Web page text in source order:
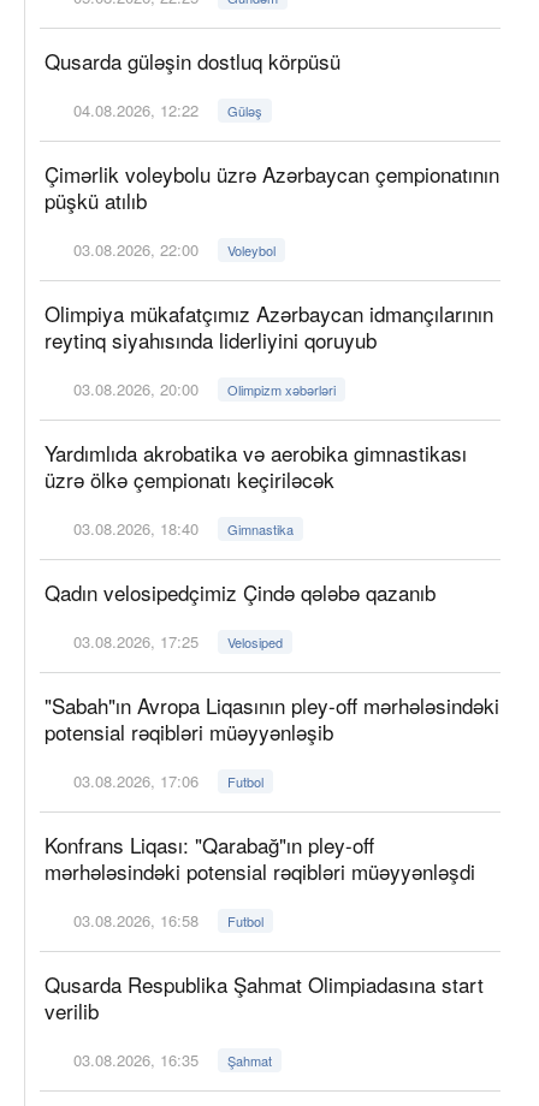
Qusarda güləşin dostluq körpüsü
04.08.2026, 12:22 Güləş
Çimərlik voleybolu üzrə Azərbaycan çempionatının
püşkü atılıb
03.08.2026, 22:00 Voleybol
Olimpiya mükafatçımız Azərbaycan idmançılarının
reytinq siyahısında liderliyini qoruyub
03.08.2026, 20:00 Olimpizm xəbərləri
Yardımlıda akrobatika və aerobika gimnastikası
üzrə ölkə çempionatı keçiriləcək
03.08.2026, 18:40 Gimnastika
Qadın velosipedçimiz Çində qələbə qazanıb
03.08.2026, 17:25 Velosiped
"Sabah"ın Avropa Liqasının pley-off mərhələsindəki
potensial rəqibləri müəyyənləşib
03.08.2026, 17:06 Futbol
Konfrans Liqası: "Qarabağ"ın pley-off
mərhələsindəki potensial rəqibləri müəyyənləşdi
03.08.2026, 16:58 Futbol
Qusarda Respublika Şahmat Olimpiadasına start
verilib
03.08.2026, 16:35 Şahmat